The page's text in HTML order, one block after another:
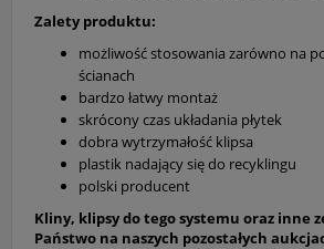
Zalety produktu:
możliwość stosowania zarówno na
ścianach
bardzo łatwy montaż
skrócony czas układania płytek
dobra wytrzymałość klipsa
plastik nadający się do recyklingu
polski producent
Kliny, klipsy do tego systemu oraz inne
Państwo na naszych pozostałych